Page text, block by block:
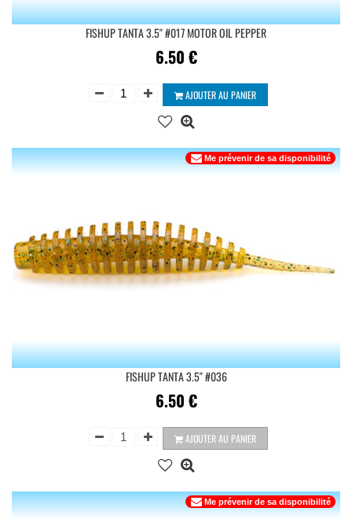
FISHUP TANTA 3.5'' #017 MOTOR OIL PEPPER
6.50 €
AJOUTER AU PANIER
FISHUP TANTA 3.5'' #036
6.50 €
Me prévenir de sa disponibilité
AJOUTER AU PANIER
Me prévenir de sa disponibilité